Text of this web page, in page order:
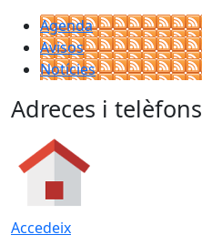
Agenda
Avisos
Notícies
Adreces i telèfons
Accedeix